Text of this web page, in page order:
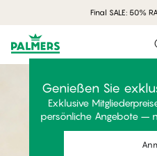
Final SALE: 50%
Genießen Sie
Exklusive
persönliche Angebote –